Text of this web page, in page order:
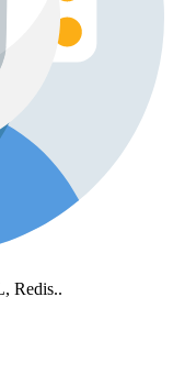
Redis..